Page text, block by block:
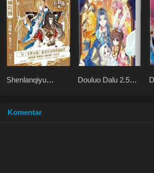
Shenlanqiyu
Douluo Dalu 2.5
Komentar